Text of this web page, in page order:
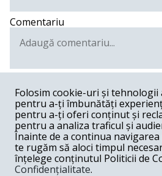
Comentariu
Andronache Sorin -02-20-2024
Doamna Melania Cincea, nu ați
Ambasadă a Rusiei este prietenă
Șoșoacă și în ce sens?
Folosim cookie-uri și tehnologii
pentru a-ți îmbunătăți
pentru a-ți oferi conținut și
pentru a analiza traficul și
Înainte de a continua
te rugăm să aloci timpul
înțelege conținutul Politicii de
Confidențialitate.